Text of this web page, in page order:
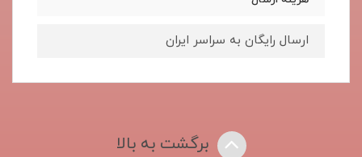
ارسال رایگان به سراسر ایران
برگشت به بالا